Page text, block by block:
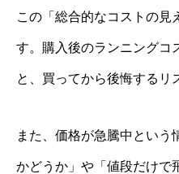
この「総合的なコストの見
す。購入後のランニングコ
と、買ってから後悔するリ
また、価格が急騰中という
かどうか」や「値段だけで